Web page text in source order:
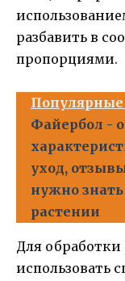
разбавить в
пропорциями.
Популярные
Файербол -
уход,
нужно
растении
Для
использовать